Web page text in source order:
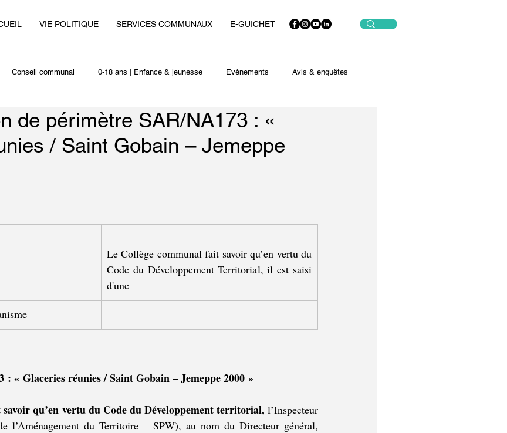
VIE POLITIQUE SERVICES COMMUNAUX E-GUICHET
Conseil communal 0-18 ans | Enfance & jeunesse Evènements Avis & enquêtes
Autres actualités
de périmètre SAR/NA173 : «
/ Saint Gobain – Jemeppe
Le Collège communal fait savoir qu’en vertu du
Code du Développement Territorial, il est saisi
d'une
: « Glaceries réunies / Saint Gobain – Jemeppe 2000 »
qu’en vertu du Code du Développement territorial, l’Inspecteur